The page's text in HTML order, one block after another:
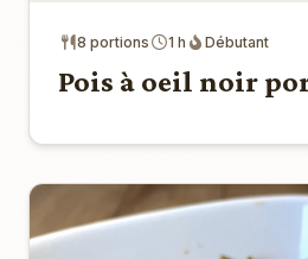
8 portions 1 h Débutant
Pois à oeil noir